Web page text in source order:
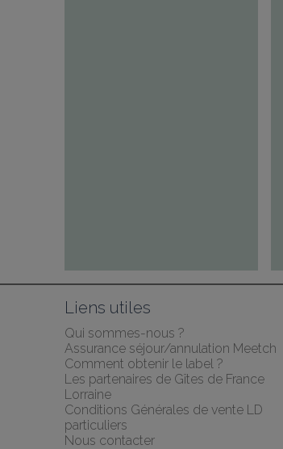
Liens utiles
Qui sommes-nous ?
Assurance séjour/annulation Meetch
Comment obtenir le label ?
Les partenaires de Gîtes de France
Lorraine
Conditions Générales de vente LD
particuliers
Nous contacter